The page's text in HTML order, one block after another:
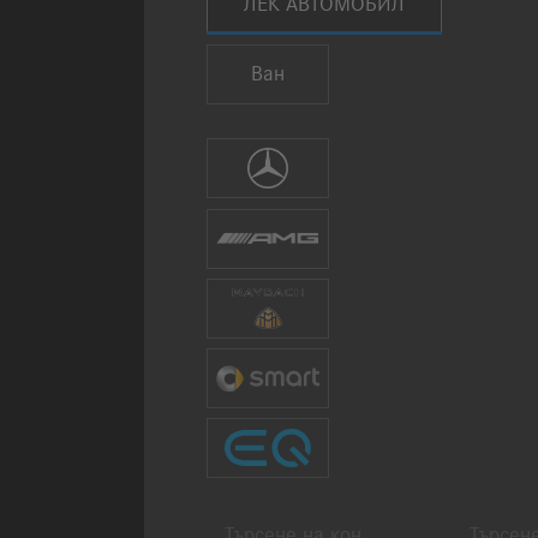
Ван
Избиране на марка
Mercedes-Benz
AMG
Mercedes-Maybach
smart
Mercedes-EQ